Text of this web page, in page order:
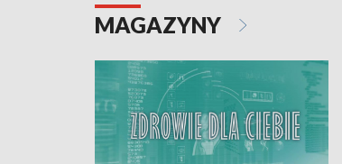
MAGAZYNY